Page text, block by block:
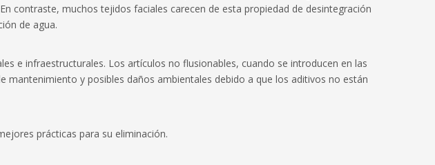
contraste, muchos tejidos faciales carecen de esta propiedad de desintegración
de agua.
e infraestructurales. Los artículos no flusionables, cuando se introducen en las
y posibles daños ambientales debido a que los aditivos no están
prácticas para su eliminación.